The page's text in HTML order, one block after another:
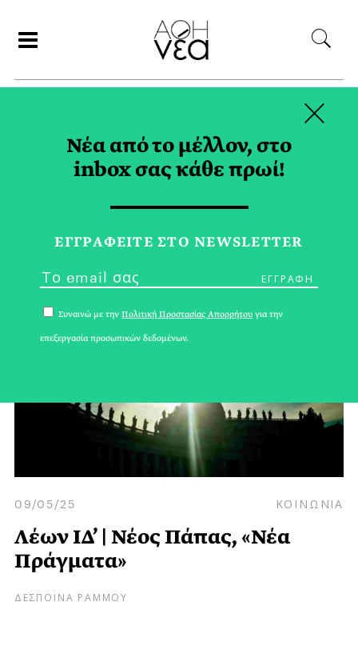
ROBERT-FRANCIS
PREVOST TAG
09/05/25 ΚΟΙΝΩΝΙΑ
Λέων ΙΔ’ | Νέος Πάπας, «Νέα
Πράγματα»
ΔΕΣΠΟΙΝΑ ΡΑΜΜΟΥ
Νέα από το μέλλον, στο
inbox σας κάθε πρωί!
ΕΓΓPΑΦΕΙΤΕ ΣΤΟ NEWSLETTER
Συναινώ με την Πολιτική Προστασίας Απορρήτου για την
επεξεργασία προσωπικών δεδομένων.
×